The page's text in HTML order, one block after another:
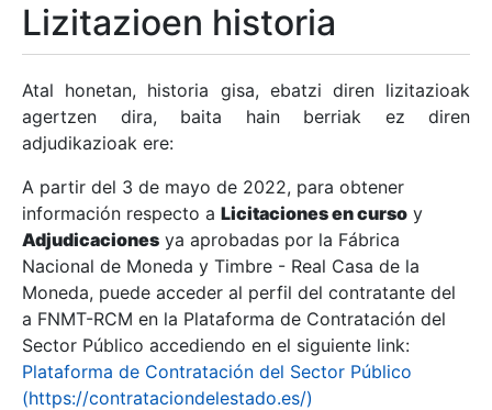
Erakutsi/Ezkutatu
Erakutsi/Ezkutatu
Erakutsi/Ezkutatu
Erakutsi/Ezkutatu
Lizitazioen historia
Atal honetan, historia gisa, ebatzi diren lizitazioak
agertzen dira, baita hain berriak ez diren
adjudikazioak ere:
A partir del 3 de mayo de 2022, para obtener
información respecto a Licitaciones en curso y
Adjudicaciones ya aprobadas por la Fábrica
Nacional de Moneda y Timbre - Real Casa de la
Moneda, puede acceder al perfil del contratante del
a FNMT-RCM en la Plataforma de Contratación del
Sector Público accediendo en el siguiente link:
Plataforma de Contratación del Sector Público
(https://contrataciondelestado.es/)